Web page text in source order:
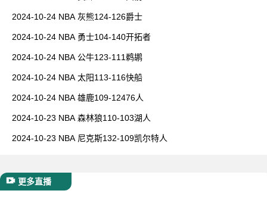
2024-10-24 NBA 灰熊124-126爵士
2024-10-24 NBA 勇士104-140开拓者
2024-10-24 NBA 公牛123-111鹈鹕
2024-10-24 NBA 太阳113-116快船
2024-10-24 NBA 雄鹿109-12476人
2024-10-23 NBA 森林狼110-103湖人
2024-10-23 NBA 尼克斯132-109凯尔特人
更多直播